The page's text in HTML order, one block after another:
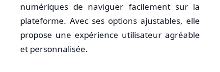
numériques de naviguer facilement sur la
plateforme. Avec ses options ajustables, elle
propose une expérience utilisateur agréable
et personnalisée.